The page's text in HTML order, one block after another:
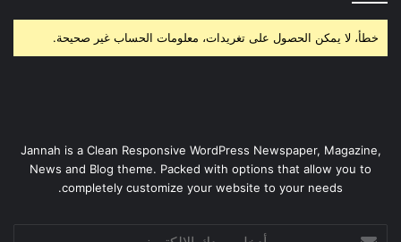
خطأ، لا يمكن الحصول على تغريدات، معلومات الحساب غير صحيحة.
Jannah is a Clean Responsive WordPress Newspaper, Magazine,
News and Blog theme. Packed with options that allow you to
completely customize your website to your needs.